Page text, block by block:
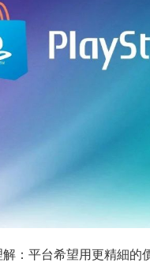
：平台希望用更精細的